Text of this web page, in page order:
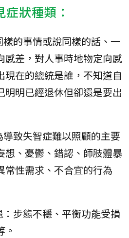
狀種類：
的事情或說同樣的話、一
感差，對人事時地物定向感
現在的總統是誰，不知道自
明明已經退休但卻還是要出
致失智症難以照顧的主要
想、憂鬱、錯認、師肢體暴
常性需求、不合宜的行為
步態不穩、平衡功能受損